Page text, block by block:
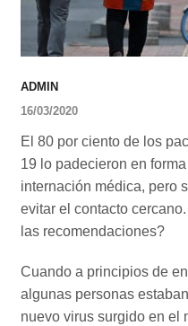
ADMIN
16/03/2020
El 80 por ciento de los
19 lo padecieron en
internación médica, pero
evitar el contacto
las recomendaciones?
Cuando a principios de
algunas personas
nuevo virus surgido en el